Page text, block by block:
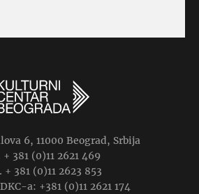
6, 11000 Beograd, Srbija
381 (0)11 2621 469
+ 381 (0)11 2623 853
a: +381 (0)11 2621 174